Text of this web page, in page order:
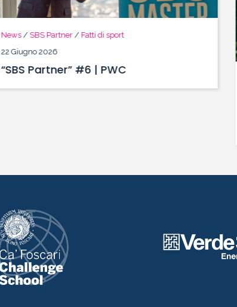
News/ SBS Partner/ Fatti di sport
22 Giugno 2026
“SBS Partner” #6 | PWC